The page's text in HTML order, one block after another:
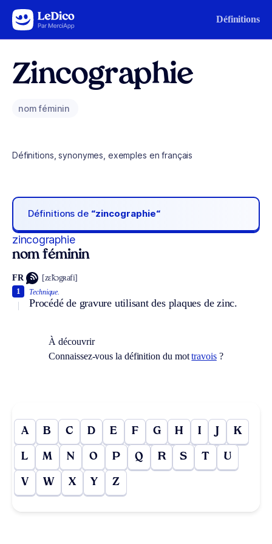
Aller au contenu Définitions
Zincographie
nom féminin
Définitions, synonymes, exemples en français
Définitions de “zincographie“
zincographie
nom féminin
FR [zɛ̃kɔgʀafi]
Technique.
Procédé de gravure utilisant des plaques de zinc.
1
À découvrir
Connaissez-vous la définition du mottravois?
A B C D E F G H I J K
L M N O P Q R S T U
V W X Y Z